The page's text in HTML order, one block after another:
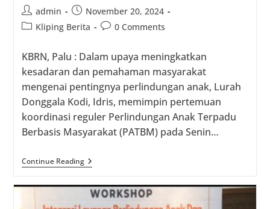
Post
author:
admin
Post
published:
November 20, 2024
PostKliping Berita
Post0 Comments
KBRN, Palu : Dalam upaya meningkatkan
kesadaran dan pemahaman masyarakat
mengenai pentingnya perlindungan anak, Lurah
Donggala Kodi, Idris, memimpin pertemuan
koordinasi reguler Perlindungan Anak Terpadu
Berbasis Masyarakat (PATBM) pada Senin…
Continue ReadingDonggala
Kodi
Kesadaran
Perlindungan